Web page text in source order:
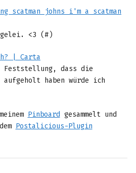
scatman johns i'm a scatman
<3 (#)
| Carta
Feststellung, dass die
haben würde ich
Pinboard gesammelt und
Postalicious-Plugin